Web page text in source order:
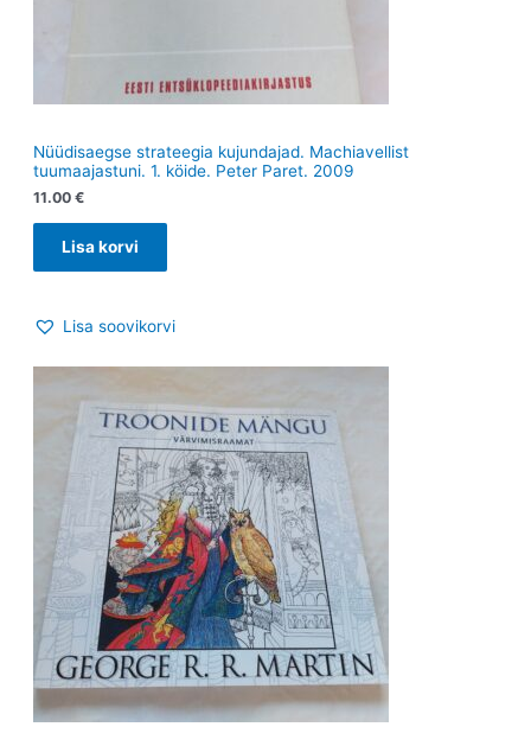
Nüüdisaegse strateegia kujundajad. Machiavellist
tuumaajastuni. 1. köide. Peter Paret. 2009
11.00 €
Lisa korvi
Lisa soovikorvi